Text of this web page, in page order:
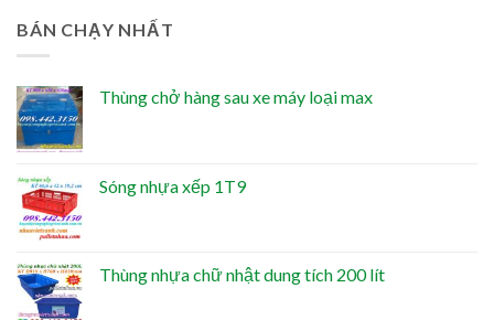
BÁN CHẠY NHẤT
Thùng chở hàng sau xe máy loại max
Sóng nhựa xếp 1T9
Thùng nhựa chữ nhật dung tích 200 lít